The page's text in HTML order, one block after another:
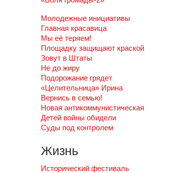
Молодежные инициативы
Главная красавица
Мы её теряем!
Площадку защищают краской
Зовут в Штаты
Не до жиру
Подорожание грядет
«Целительница» Ирина
Вернись в семью!
Новая антикоммунистическая
Детей войны обидели
Суды под контролем
Жизнь
Исторический фестиваль